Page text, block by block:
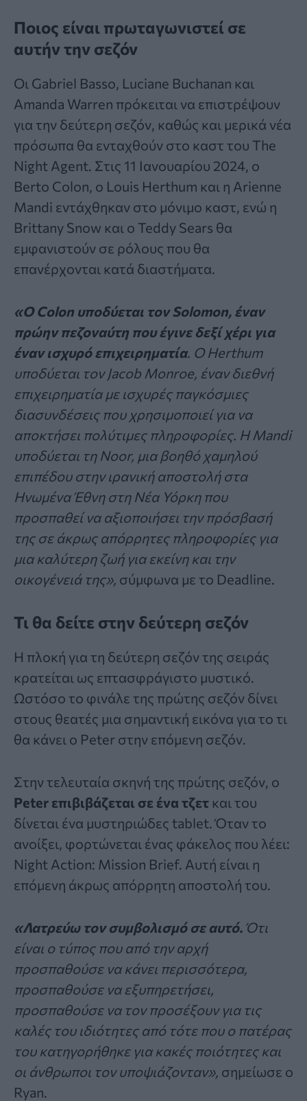
Ποιος είναι πρωταγωνιστεί σε
αυτήν την σεζόν
Οι Gabriel Basso, Luciane Buchanan και
Amanda Warren πρόκειται να επιστρέψουν
για την δεύτερη σεζόν, καθώς και μερικά νέα
πρόσωπα θα ενταχθούν στο καστ του The
Night Agent. Στις 11 Ιανουαρίου 2024, ο
Berto Colon, ο Louis Herthum και η Arienne
Mandi εντάχθηκαν στο μόνιμο καστ, ενώ η
Brittany Snow και ο Teddy Sears θα
εμφανιστούν σε ρόλους που θα
επανέρχονται κατά διαστήματα.
«Ο Colon υποδύεται τον Solomon, έναν
πρώην πεζοναύτη που έγινε δεξί χέρι για
έναν ισχυρό επιχειρηματία. Ο Herthum
υποδύεται τον Jacob Monroe, έναν διεθνή
επιχειρηματία με ισχυρές παγκόσμιες
διασυνδέσεις που χρησιμοποιεί για να
αποκτήσει πολύτιμες πληροφορίες. Η Mandi
υποδύεται τη Noor, μια βοηθό χαμηλού
επιπέδου στην ιρανική αποστολή στα
Ηνωμένα Έθνη στη Νέα Υόρκη που
προσπαθεί να αξιοποιήσει την πρόσβασή
της σε άκρως απόρρητες πληροφορίες για
μια καλύτερη ζωή για εκείνη και την
οικογένειά της», σύμφωνα με το Deadline.
Τι θα δείτε στην δεύτερη σεζόν
Η πλοκή για τη δεύτερη σεζόν της σειράς
κρατείται ως επτασφράγιστο μυστικό.
Ωστόσο το φινάλε της πρώτης σεζόν δίνει
στους θεατές μια σημαντική εικόνα για το τι
θα κάνει ο Peter στην επόμενη σεζόν.
Στην τελευταία σκηνή της πρώτης σεζόν, ο
Peter επιβιβάζεται σε ένα τζετ και του
δίνεται ένα μυστηριώδες tablet. Όταν το
ανοίξει, φορτώνεται ένας φάκελος που λέει:
Νight Action: Mission Brief. Αυτή είναι η
επόμενη άκρως απόρρητη αποστολή του.
«Λατρεύω τον συμβολισμό σε αυτό. Ότι
είναι ο τύπος που από την αρχή
προσπαθούσε να κάνει περισσότερα,
προσπαθούσε να εξυπηρετήσει,
προσπαθούσε να τον προσέξουν για τις
καλές του ιδιότητες από τότε που ο πατέρας
του κατηγορήθηκε για κακές ποιότητες και
οι άνθρωποι τον υποψιάζονταν», σημείωσε ο
Ryan.